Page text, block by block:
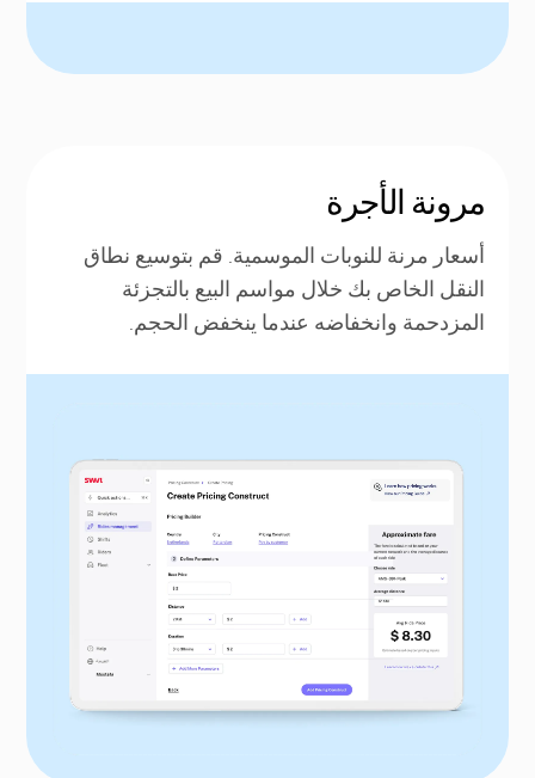
مرونة الأجرة
أسعار مرنة للنوبات الموسمية. قم بتوسيع نطاق
النقل الخاص بك خلال مواسم البيع بالتجزئة
المزدحمة وانخفاضه عندما ينخفض الحجم.